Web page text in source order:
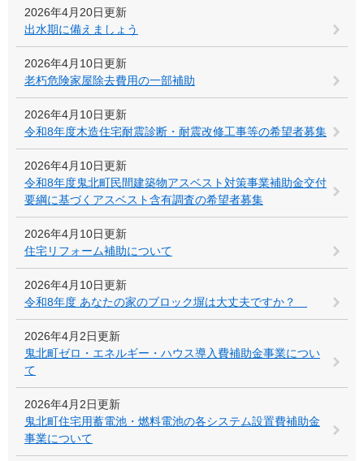
2026年4月20日更新
出水期に備えましょう
2026年4月10日更新
老朽危険家屋除去費用の一部補助
2026年4月10日更新
令和8年度木造住宅耐震診断・耐震改修工事等の希望者募集
2026年4月10日更新
令和8年度鬼北町民間建築物アスベスト対策事業補助金交付
要綱に基づくアスベスト含有調査の希望者募集
2026年4月10日更新
住宅リフォーム補助について
2026年4月10日更新
令和8年度 あなたの家のブロック塀は大丈夫ですか？
2026年4月2日更新
鬼北町ゼロ・エネルギー・ハウス導入費補助金事業につい
て
2026年4月2日更新
鬼北町住宅用蓄電池・燃料電池の各システム設置費補助金
事業について